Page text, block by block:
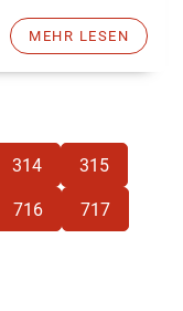
MEHR LESEN
314 315
716 717